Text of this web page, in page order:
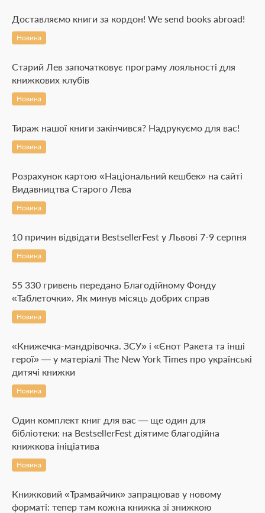
Доставляємо книги за кордон! We send books abroad!
Новина
Старий Лев започатковує програму лояльності для
книжкових клубів
Новина
Тираж нашої книги закінчився? Надрукуємо для вас!
Новина
Розрахунок картою «Національний кешбек» на сайті
Видавництва Старого Лева
Новина
10 причин відвідати BestsellerFest у Львові 7-9 серпня
Новина
55 330 гривень передано Благодійному Фонду
«Таблеточки». Як минув місяць добрих справ
Новина
«Книжечка-мандрівочка. ЗСУ» і «Єнот Ракета та інші
герої» — у матеріалі The New York Times про українські
дитячі книжки
Новина
Один комплект книг для вас — ще один для
бібліотеки: на BestsellerFest діятиме благодійна
книжкова ініціатива
Новина
Книжковий «Трамвайчик» запрацював у новому
форматі: тепер там кожна книжка зі знижкою